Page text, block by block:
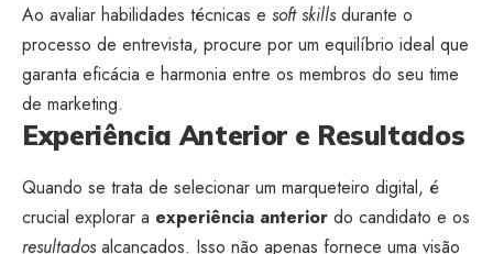
Ao avaliar habilidades técnicas e soft skillsdurante o
processo de entrevista, procure por um equilíbrio ideal que
garanta eficácia e harmonia entre os membros do seu time
de marketing.
Experiência Anterior e Resultados
Quando se trata de selecionar um marqueteiro digital, é
crucial explorar a experiência anterior do candidato e os
resultadosalcançados. Isso não apenas fornece uma visão